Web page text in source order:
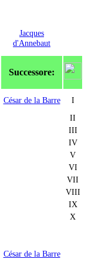
Jacques
d'Annebaut
Successore:
César de la Barre
I
II
III
IV
V
VI
VII
VIII
IX
X
César de la Barre